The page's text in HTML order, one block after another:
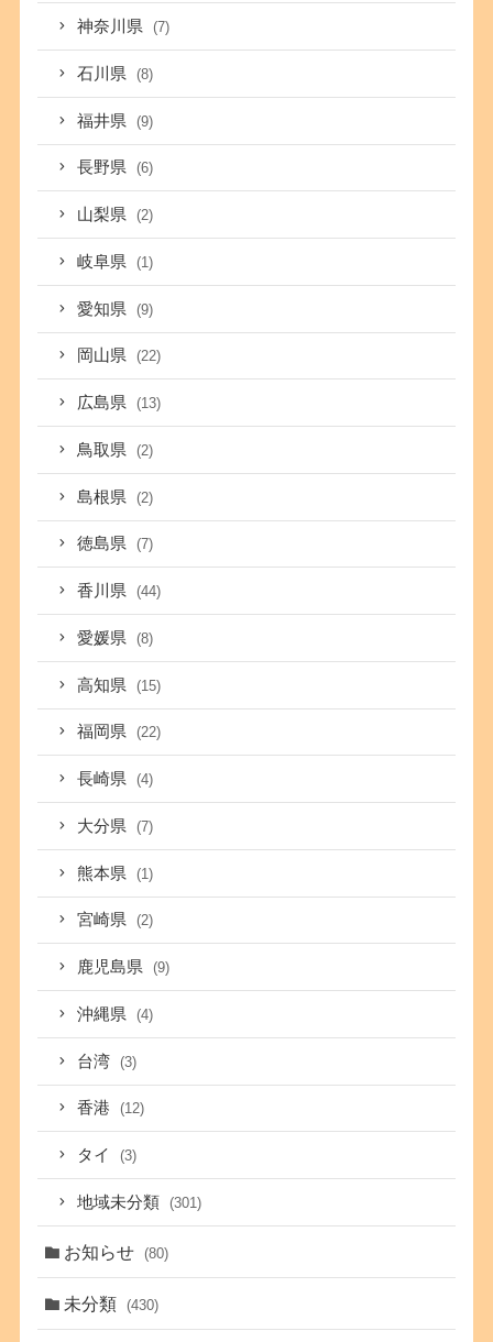
神奈川県 (7)
石川県 (8)
福井県 (9)
長野県 (6)
山梨県 (2)
岐阜県 (1)
愛知県 (9)
岡山県 (22)
広島県 (13)
鳥取県 (2)
島根県 (2)
徳島県 (7)
香川県 (44)
愛媛県 (8)
高知県 (15)
福岡県 (22)
長崎県 (4)
大分県 (7)
熊本県 (1)
宮崎県 (2)
鹿児島県 (9)
沖縄県 (4)
台湾 (3)
香港 (12)
タイ (3)
地域未分類 (301)
お知らせ (80)
未分類 (430)